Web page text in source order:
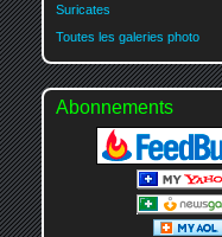
Suricates
Toutes les galeries photo
Abonnements